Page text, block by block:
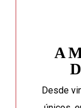
Desde